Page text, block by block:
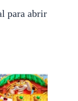
para abrir